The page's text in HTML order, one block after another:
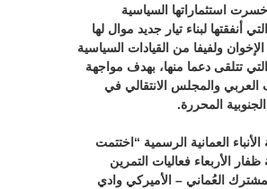
2017، خسرت استثماراتها السياسية
أنفقتها لبناء تيار جديد موال لها
ولفيفا من القيادات السياسية
تتلقى دعما منها، بهدف مواجهة
العربي والمجلس الانتقالي في
المحررة.
الأنباء العمانية الرسمية “اختتمت
الأربعاء فعاليات التمرين
العُماني – الأميركي وادي